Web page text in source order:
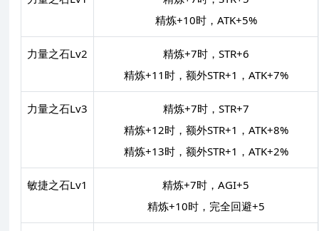
精炼+10时，ATK+5%
力量之石Lv2
精炼+7时，STR+6
精炼+11时，额外STR+1，ATK+7%
力量之石Lv3
精炼+7时，STR+7
精炼+12时，额外STR+1，ATK+8%
精炼+13时，额外STR+1，ATK+2%
敏捷之石Lv1
精炼+7时，AGI+5
精炼+10时，完全回避+5